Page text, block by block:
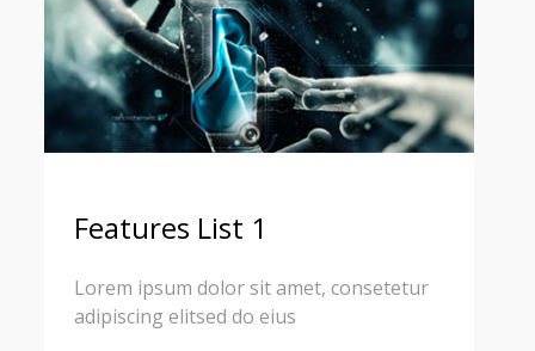
Features List 1
Lorem ipsum dolor sit amet, consetetur
adipiscing elitsed do eius